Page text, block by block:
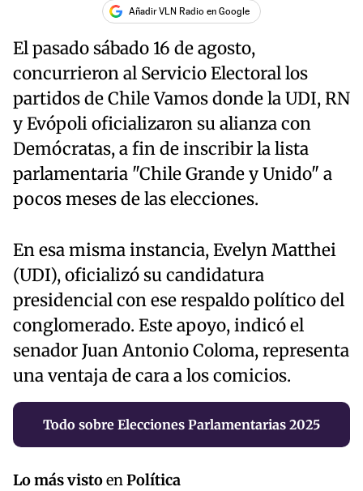
Añadir VLN Radio en Google
El pasado sábado 16 de agosto,
concurrieron al Servicio Electoral los
partidos de Chile Vamos donde la UDI, RN
y Evópoli oficializaron su alianza con
Demócratas, a fin de inscribir la lista
parlamentaria "Chile Grande y Unido" a
pocos meses de las elecciones.
En esa misma instancia, Evelyn Matthei
(UDI), oficializó su candidatura
presidencial con ese respaldo político del
conglomerado. Este apoyo, indicó el
senador Juan Antonio Coloma, representa
una ventaja de cara a los comicios.
Todo sobre Elecciones Parlamentarias 2025
Lo más vistoenPolítica